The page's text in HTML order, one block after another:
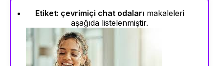
Etiket: çevrimiçi chat odaları makaleleri
aşağıda listelenmiştir.